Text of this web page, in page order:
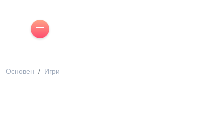
Основен Игри